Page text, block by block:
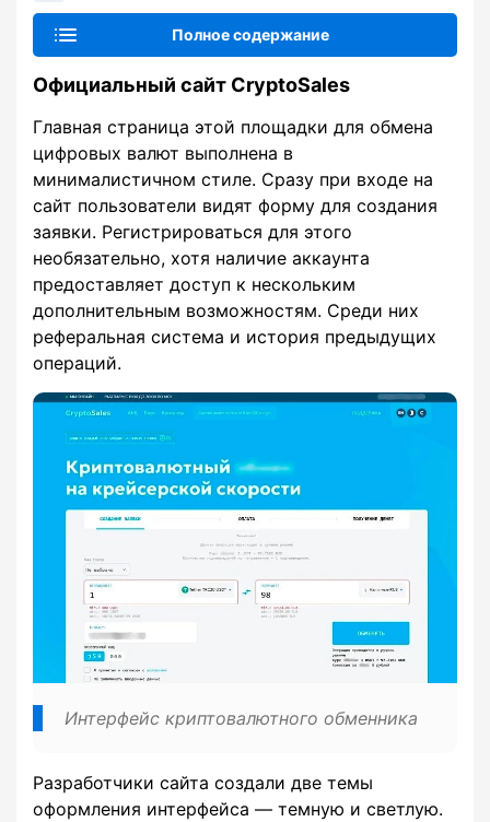
Полное содержание
Официальный сайт CryptoSales
Главная страница этой площадки для обмена
цифровых валют выполнена в
минималистичном стиле. Сразу при входе на
сайт пользователи видят форму для создания
заявки. Регистрироваться для этого
необязательно, хотя наличие аккаунта
предоставляет доступ к нескольким
дополнительным возможностям. Среди них
реферальная система и история предыдущих
операций.
Интерфейс криптовалютного обменника
Разработчики сайта создали две темы
оформления интерфейса — темную и светлую.